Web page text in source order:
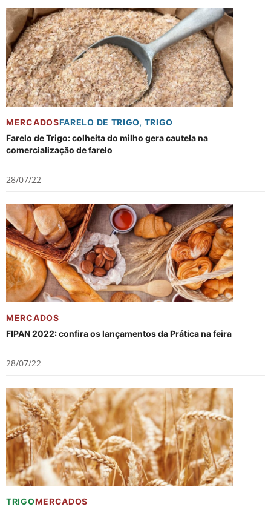
MERCADOSFARELO DE TRIGO, TRIGO
Farelo de Trigo: colheita do milho gera cautela na
comercialização de farelo
28/07/22
MERCADOS
FIPAN 2022: confira os lançamentos da Prática na feira
28/07/22
TRIGOMERCADOS